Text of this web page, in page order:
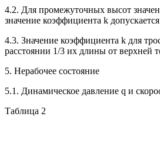
4.2. Для промежуточных высот
значение коэффициента k
4.3. Значение коэффициента k для
расстоянии 1/3 их длины от верхней
5. Нерабочее состояние
5.1. Динамическое давление q и
Таблица 2